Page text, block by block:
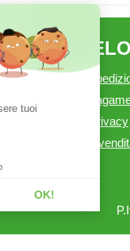
LINK
Modalità di
Modalità di
Informativa privacy
Condizioni di